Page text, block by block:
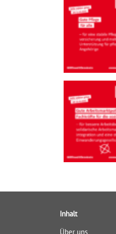
Inhalt
Über uns